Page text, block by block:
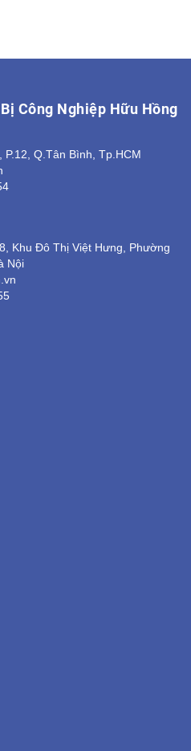
Công Nghiệp Hữu Hồng
P.12, Q.Tân Bình, Tp.HCM
Khu Đô Thị Việt Hưng, Phường
Nội